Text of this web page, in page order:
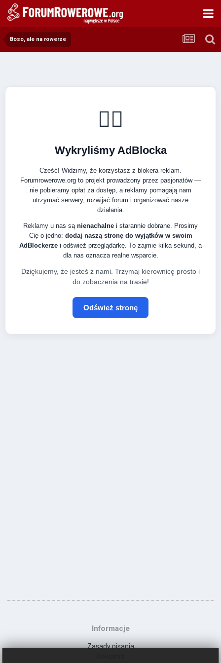
Boso, ale na rowerze
🚴‍♂️
Wykryliśmy AdBlocka
Cześć! Widzimy, że korzystasz z blokera reklam.
Forumrowerowe.org to projekt prowadzony przez pasjonatów —
nie pobieramy opłat za dostęp, a reklamy pomagają nam
utrzymać serwery, rozwijać forum i organizować nasze
działania.
Reklamy u nas są nienachalne i starannie dobrane. Prosimy
Cię o jedno: dodaj naszą stronę do wyjątków w swoim
AdBlockerze i odśwież przeglądarkę. To zajmie kilka sekund, a
dla nas oznacza realne wsparcie.
Dziękujemy, że jesteś z nami. Trzymaj kierownicę prosto i
do zobaczenia na trasie!
Odśwież stronę
Informacje
Zasady pisania